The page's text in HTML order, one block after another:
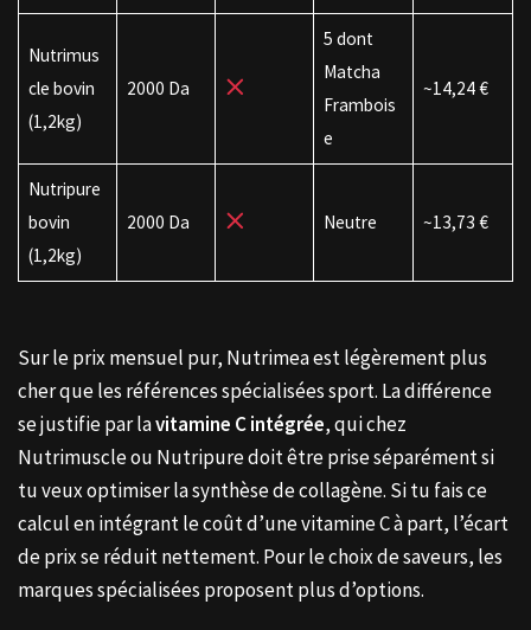
Nutrimus
cle bovin
(1,2kg)
2000 Da
5 dont
Matcha
Frambois
e
~14,24 €
Nutripure
bovin
(1,2kg)
2000 Da Neutre ~13,73 €
Sur le prix mensuel pur, Nutrimea est légèrement plus
cher que les références spécialisées sport. La différence
se justifie par lavitamine C intégrée, qui chez
Nutrimuscle ou Nutripure doit être prise séparément si
tu veux optimiser la synthèse de collagène. Si tu fais ce
calcul en intégrant le coût d’une vitamine C à part, l’écart
de prix se réduit nettement. Pour le choix de saveurs, les
marques spécialisées proposent plus d’options.